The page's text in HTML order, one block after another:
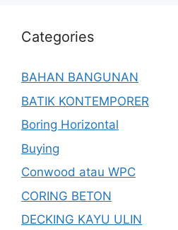
Categories
BAHAN BANGUNAN
BATIK KONTEMPORER
Boring Horizontal
Buying
Conwood atau WPC
CORING BETON
DECKING KAYU ULIN